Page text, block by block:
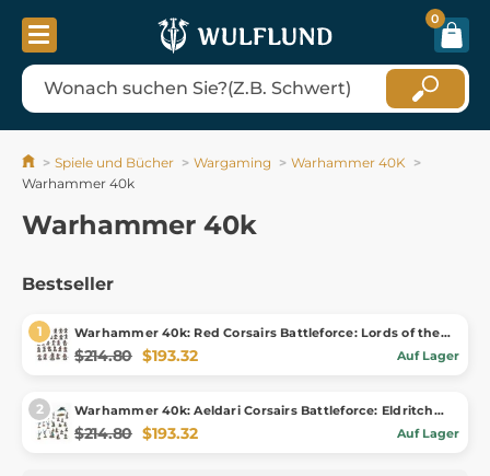
0
Spiele und Bücher Wargaming
Warhammer 40K
Warhammer 40k
Warhammer 40k
Bestseller
Warhammer 40k: Red Corsairs Battleforce: Lords of the
Maelstrom
$214.80 $193.32 Auf Lager
Warhammer 40k: Aeldari Corsairs Battleforce: Eldritch
Raiders
$214.80 $193.32 Auf Lager